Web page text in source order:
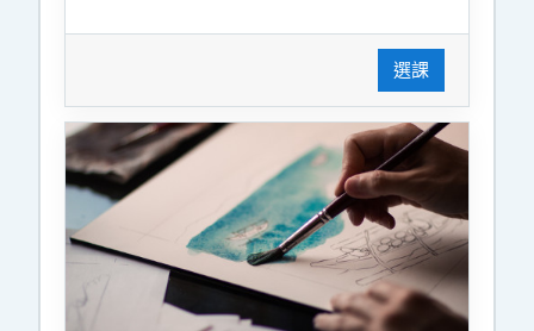
選課